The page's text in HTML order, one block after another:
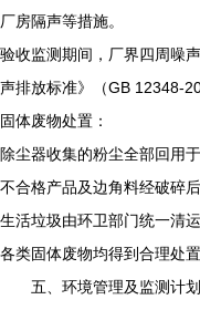
厂房隔声等措施。
验收监测期间，厂界四周噪
声排放标准》（GB 12348-
固体废物处置：
除尘器收集的粉尘全部回用于
不合格产品及边角料经破碎
生活垃圾由环卫部门统一清运
各类固体废物均得到合理处
五、环境管理及监测计划